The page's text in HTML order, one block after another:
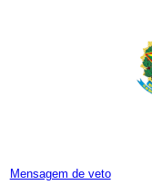
Mensagem de veto